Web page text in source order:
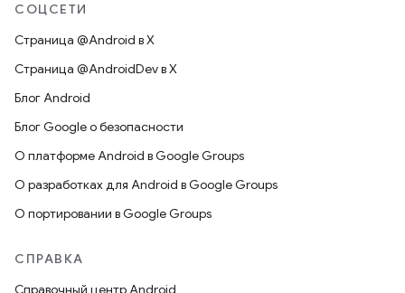
СОЦСЕТИ
Страница @Android в X
Страница @AndroidDev в X
Блог Android
Блог Google о безопасности
О платформе Android в Google Groups
О разработках для Android в Google Groups
О портировании в Google Groups
СПРАВКА
Справочный центр Android